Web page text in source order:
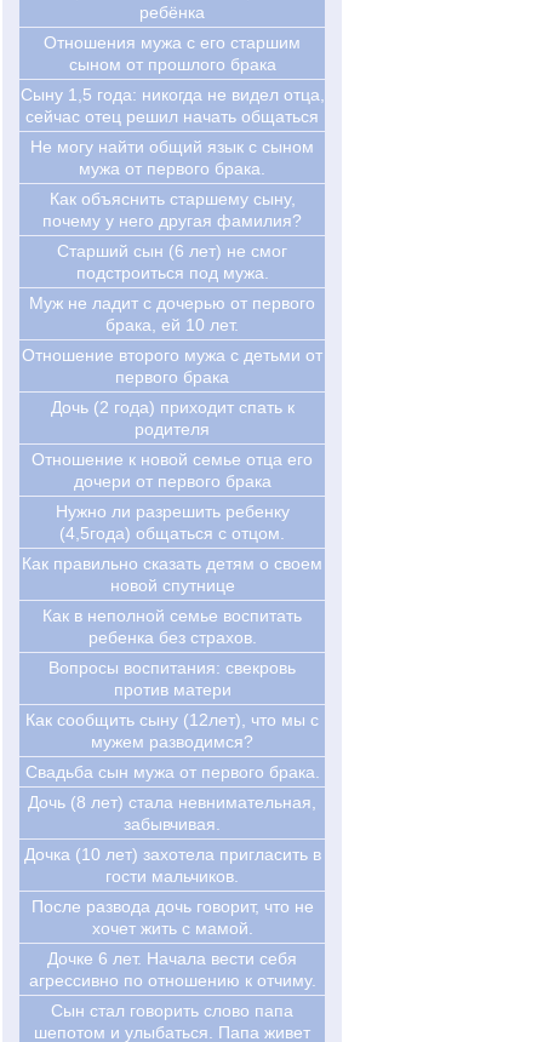
ребёнка
Отношения мужа с его старшим
сыном от прошлого брака
Cыну 1,5 года: никогда не видел отца,
сейчас отец решил начать общаться
Не могу найти общий язык с сыном
мужа от первого брака.
Как объяснить старшему сыну,
почему у него другая фамилия?
Старший сын (6 лет) не смог
подстроиться под мужа.
Муж не ладит с дочерью от первого
брака, ей 10 лет.
Отношение второго мужа с детьми от
первого брака
Дочь (2 года) приходит спать к
родителя
Отношение к новой семье отца его
дочери от первого брака
Нужно ли разрешить ребенку
(4,5года) общаться с отцом.
Как правильно сказать детям о своем
новой спутнице
Как в неполной семье воспитать
ребенка без страхов.
Вопросы воспитания: свекровь
против матери
Как сообщить сыну (12лет), что мы с
мужем разводимся?
Свадьба сын мужа от первого брака.
Дочь (8 лет) стала невнимательная,
забывчивая.
Дочка (10 лет) захотела пригласить в
гости мальчиков.
После развода дочь говорит, что не
хочет жить с мамой.
Дочке 6 лет. Начала вести себя
агрессивно по отношению к отчиму.
Сын стал говорить слово папа
шепотом и улыбаться. Папа живет